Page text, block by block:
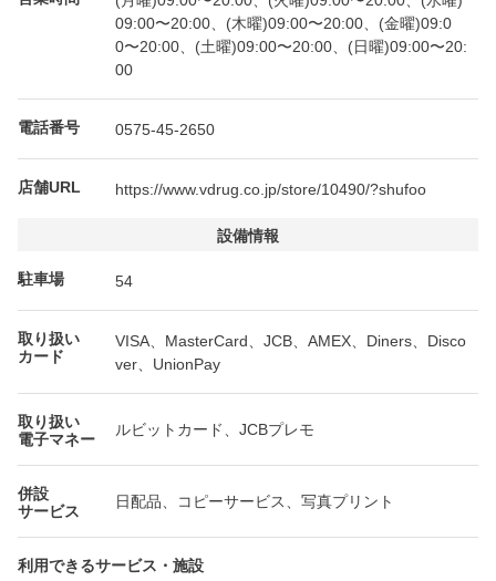
09:00〜20:00、(木曜)09:00〜20:00、(金曜)09:0
0〜20:00、(土曜)09:00〜20:00、(日曜)09:00〜20:
00
電話番号 0575-45-2650
店舗URL https://www.vdrug.co.jp/store/10490/?shufoo
設備情報
駐車場 54
取り扱い
カード
VISA、MasterCard、JCB、AMEX、Diners、Disco
ver、UnionPay
取り扱い
電子マネー
ルビットカード、JCBプレモ
併設
サービス
日配品、コピーサービス、写真プリント
利用できるサービス・施設